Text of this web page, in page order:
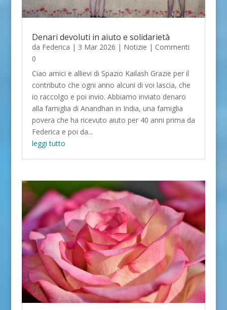
Denari devoluti in aiuto e solidarietà
da Federica | 3 Mar 2026 | Notizie | Commenti
0
Ciao amici e allievi di Spazio Kailash Grazie per il
contributo che ogni anno alcuni di voi lascia, che
io raccolgo e poi invio. Abbiamo inviato denaro
alla famiglia di Anandhan in India, una famiglia
povera che ha ricevuto aiuto per 40 anni prima da
Federica e poi da...
leggi tutto